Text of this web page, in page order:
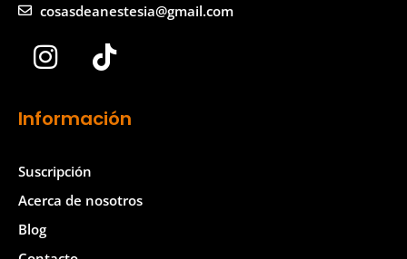
cosasdeanestesia@gmail.com
I
n
t
a
g
r
a
T
i
k
t
Información
Suscripción
Acerca de nosotros
Blog